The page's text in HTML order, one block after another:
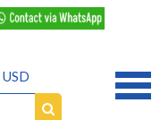
USD